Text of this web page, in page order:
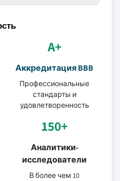
A+
Аккредитация BBB
Профессиональные
стандарты и
удовлетворенность
150+
Аналитики-
исследователи
В более чем 10